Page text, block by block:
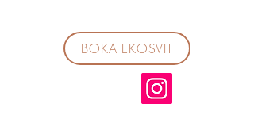
BOKA EKOSVIT